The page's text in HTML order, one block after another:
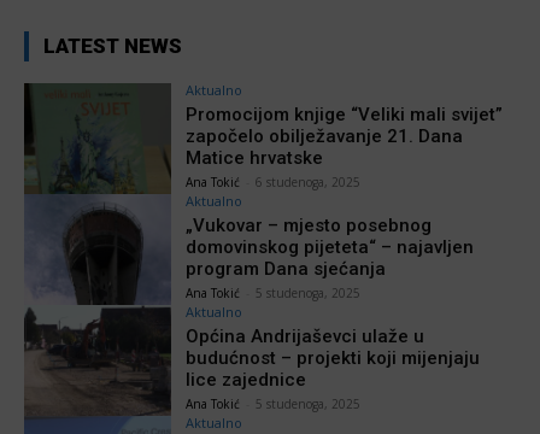
LATEST NEWS
Aktualno
Promocijom knjige “Veliki mali svijet”
započelo obilježavanje 21. Dana
Matice hrvatske
Ana Tokić 6 studenoga, 2025
Aktualno
„Vukovar – mjesto posebnog
domovinskog pijeteta“ – najavljen
program Dana sjećanja
Ana Tokić 5 studenoga, 2025
Aktualno
Općina Andrijaševci ulaže u
budućnost – projekti koji mijenjaju
lice zajednice
Ana Tokić 5 studenoga, 2025
Aktualno